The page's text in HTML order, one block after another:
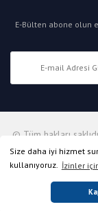
Size daha iyi hizmet
kullanıyoruz. İzinler için
E-Bülten abone olun
© Tüm hakları